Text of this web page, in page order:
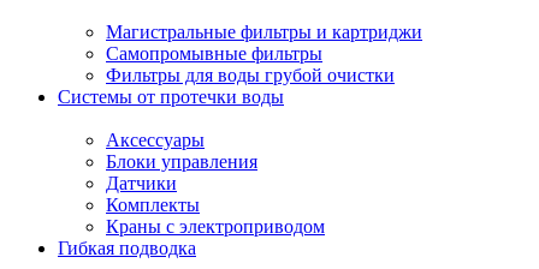
Магистральные фильтры и картриджи
Самопромывные фильтры
Фильтры для воды грубой очистки
Системы от протечки воды
Аксессуары
Блоки управления
Датчики
Комплекты
Краны с электроприводом
Гибкая подводка